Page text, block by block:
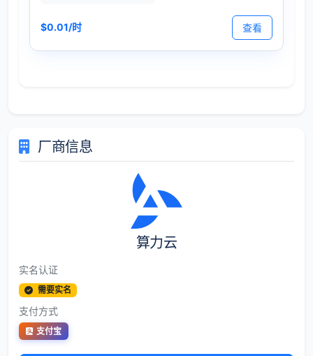
$0.01/时 查看
厂商信息
算力云
实名认证
需要实名
支付方式
支付宝